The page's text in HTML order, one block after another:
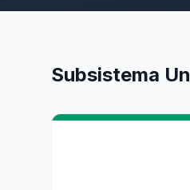
Subsistema